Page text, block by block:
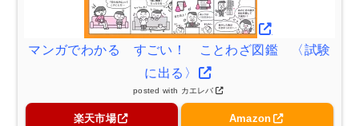
マンガでわかる すごい！ ことわざ図鑑 〈試験
に出る〉
posted with カエレバ
楽天市場 Amazon